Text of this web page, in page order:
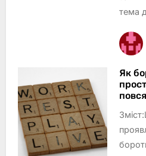
тема
хтось
Як